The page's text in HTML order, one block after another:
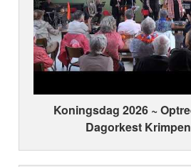
Koningsdag 2026 ~
Dagorkest